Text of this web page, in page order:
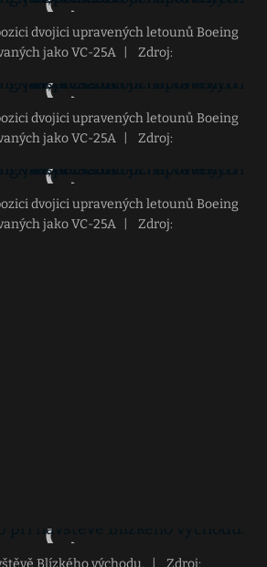
dvojici upravených letounů Boeing
jako VC-25A
Zdroj:
dvojici upravených letounů Boeing
jako VC-25A
Zdroj:
dvojici upravených letounů Boeing
jako VC-25A
Zdroj:
Blízkého východu. Zdroj: